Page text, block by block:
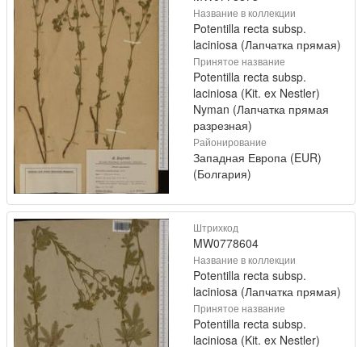
Название в коллекции
Potentilla recta subsp.
laciniosa (Лапчатка прямая)
Принятое название
Potentilla recta subsp.
laciniosa (Kit. ex Nestler)
Nyman (Лапчатка прямая
разрезная)
Районирование
Западная Европа (EUR)
(Болгария)
Штрихкод
MW0778604
Название в коллекции
Potentilla recta subsp.
laciniosa (Лапчатка прямая)
Принятое название
Potentilla recta subsp.
laciniosa (Kit. ex Nestler)